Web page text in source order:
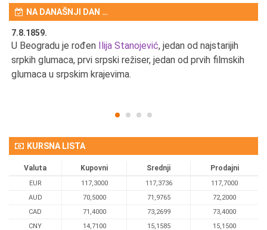
NA DANAŠNJI DAN …
7.8.1859.
U Beogradu je rođen Ilija Stanojević, jedan od najstarijih
srpkih glumaca, prvi srpski režiser, jedan od prvih filmskih
glumaca u srpskim krajevima.
KURSNA LISTA
Valuta Kupovni Srednji Prodajni
EUR 117,3000 117,3736
117,7000
AUD
70,5000 71,9765
72,2000
CAD
71,4000 73,2699
73,4000
CNY
14,7100 15,1585 15,1500